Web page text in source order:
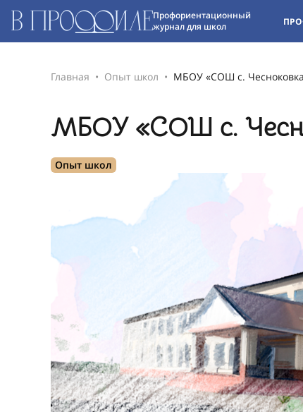
Профориентационный
журнал для школ
Главная Опыт школ МБОУ «СОШ с.
МБОУ «СОШ с.
Опыт школ